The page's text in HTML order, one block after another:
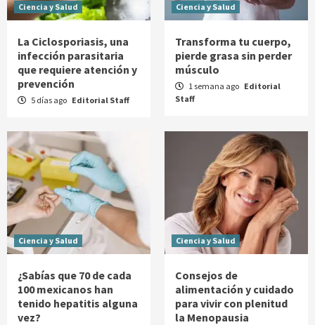
Ciencia y Salud
La Ciclosporiasis, una
infección parasitaria
que requiere atención y
prevención
5 días ago Editorial Staff
Ciencia y Salud
Transforma tu cuerpo,
pierde grasa sin perder
músculo
1 semana ago Editorial
Staff
Ciencia y Salud
¿Sabías que 70 de cada
100 mexicanos han
tenido hepatitis alguna
vez?
Ciencia y Salud
Consejos de
alimentación y cuidado
para vivir con plenitud
la Menopausia